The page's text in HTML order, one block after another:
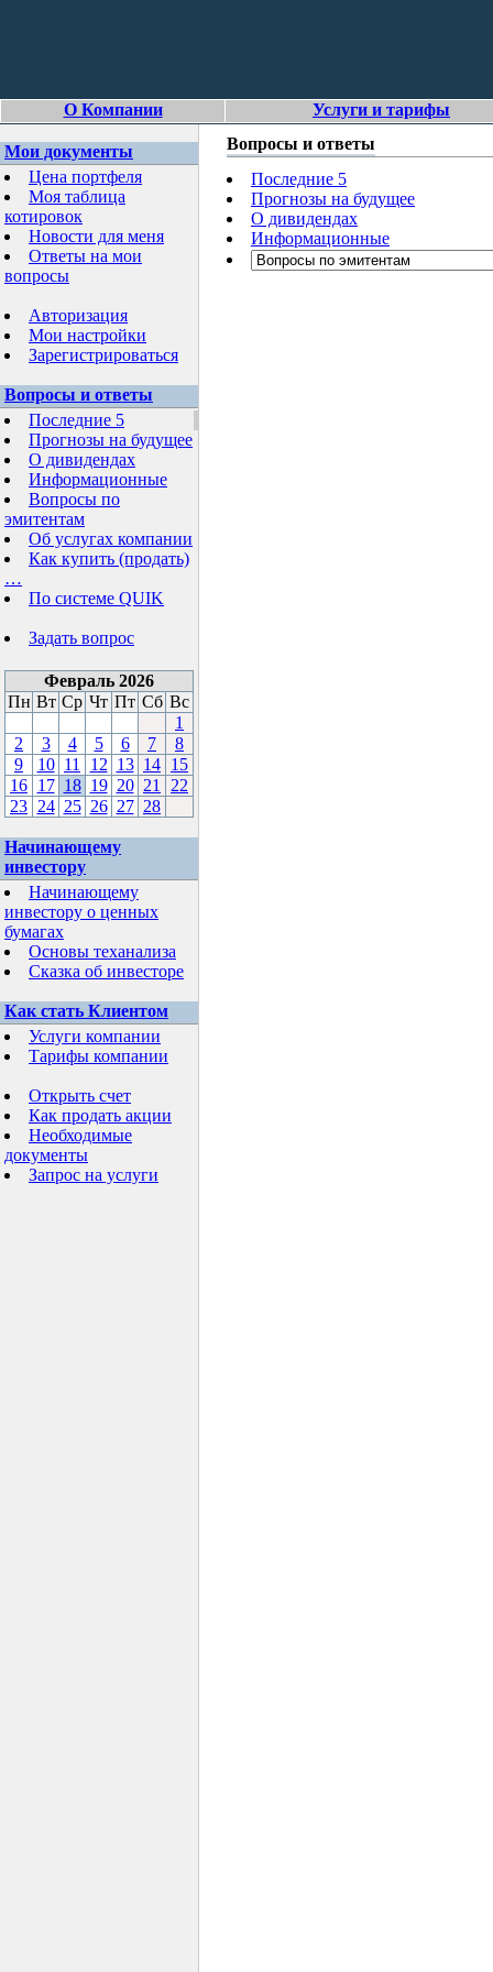
О Компании Услуги и тарифы
Мои документы
Цена портфеля
Моя таблица
котировок
Новости для меня
Ответы на мои
вопросы
Авторизация
Мои настройки
Зарегистрироваться
Вопросы и ответы
Последние 5
Прогнозы на будущее
О дивидендах
Информационные
Вопросы по
эмитентам
Об услугах компании
Как купить (продать)
…
По системе QUIK
Задать вопрос
Февраль 2026
Пн Вт Ср Чт Пт Сб Вс
1
2
3 4 5 6 7
8
9
10 11 12 13 14 15
16 17 18 19 20 21
22
23 24 25 26 27 28
Начинающему
инвестору
Начинающему
инвестору о ценных
бумагах
Основы теханализа
Сказка об инвесторе
Как стать Клиентом
Услуги компании
Тарифы компании
Открыть счет
Как продать акции
Необходимые
документы
Запрос на услуги
Вопросы и ответы
Последние 5
Прогнозы на будущее
О дивидендах
Информационные